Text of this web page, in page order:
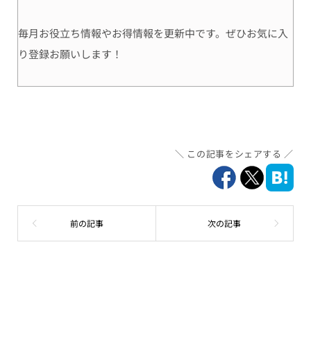
毎月お役立ち情報やお得情報を更新中です。ぜひお気に入
り登録お願いします！
この記事をシェアする